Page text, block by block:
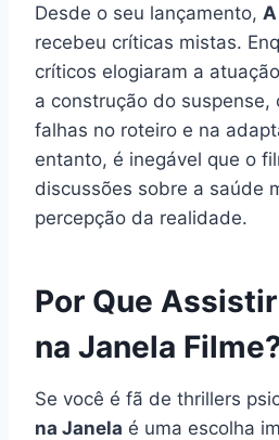
Desde o seu lançamento,
recebeu críticas mistas.
críticos elogiaram a
a construção do suspense,
falhas no roteiro e na
entanto, é inegável que o
discussões sobre a saúde
percepção da realidade.
Por Que
na Janela
Se você é fã de thrillers
na Janela é uma escolha